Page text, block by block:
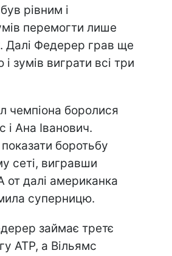
рівним і
перемогти лише
Далі Федерер грав ще
зумів виграти всі три
чемпіона боролися
і Ана Іванович.
боротьбу
сеті, вигравши
от далі американка
суперницю.
займає третє
АТР, а Вільямс